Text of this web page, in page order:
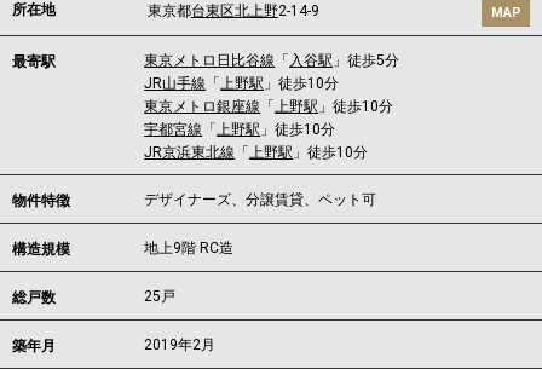
所在地 東京都台東区北上野2-14-9 MAP
最寄駅 東京メトロ日比谷線 「 入谷駅 」徒歩5分
JR山手線 「上野駅 」徒歩10分
東京メトロ銀座線 「上野駅 」徒歩10分
宇都宮線 「上野駅 」徒歩10分
JR京浜東北線 「上野駅 」徒歩10分
物件特徴 デザイナーズ、分譲賃貸、ペット可
構造規模 地上9階 RC造
総戸数 25戸
築年月 2019年2月